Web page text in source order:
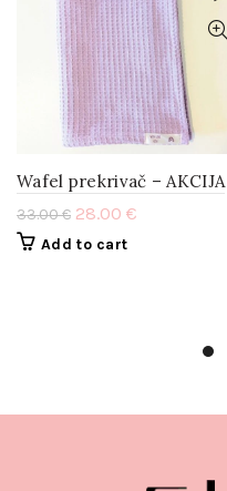
Wafel prekrivač – AKCIJA
33.00€ 28.00 €
Add to cart